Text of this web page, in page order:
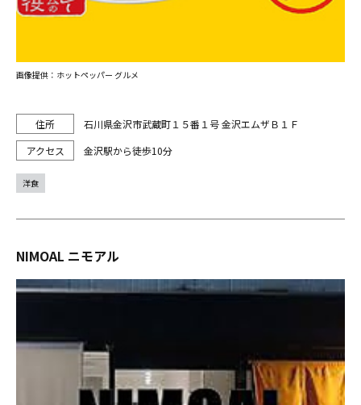
石川県金沢市武蔵町１５番１号 金沢エムザＢ１Ｆ
金沢駅から徒歩10分
画像提供：ホットペッパー グルメ
洋食
NIMOAL ニモアル